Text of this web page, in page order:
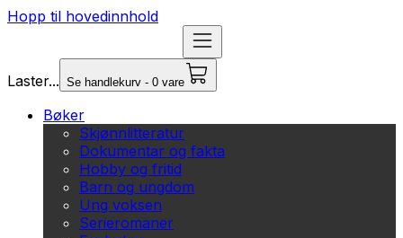
Hopp til hovedinnhold
Laster... Se handlekurv - 0 vare
Bøker
Skjønnlitteratur
Dokumentar og fakta
Hobby og fritid
Barn og ungdom
Ung voksen
Serieromaner